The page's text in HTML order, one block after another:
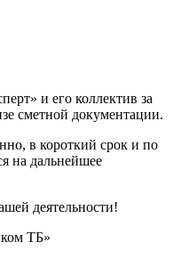
и его коллектив за
сметной документации.
в короткий срок и по
на дальнейшее
деятельности!
ТБ»